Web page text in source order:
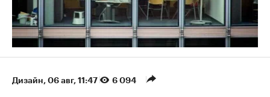
Дизайн⁠, 06 авг, 11:47 6 094